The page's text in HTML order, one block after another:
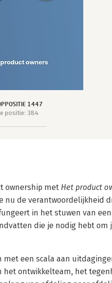
1447
positie: 384
ownership met Het product
nu de verantwoordelijkheid
in het stuwen van
die je nodig hebt om
met een scala aan
het ontwikkelteam, het